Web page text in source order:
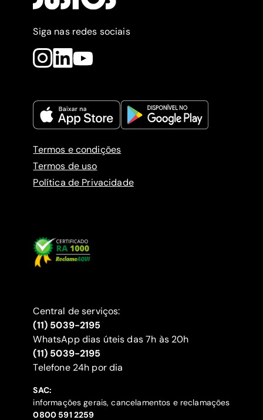
Siga nas redes sociais
Termos e condições
Termos de uso
Política de Privacidade
Central de serviços:
(11) 5039-2195
WhatsApp dias úteis das 7h às 20h
(11) 5039-2195
‍Telefone 24h por dia
SAC:
informações gerais, cancelamentos e reclamações
‍0800 591 2259